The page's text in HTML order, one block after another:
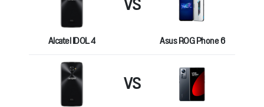
Alcatel IDOL 4 Asus ROG Phone 6
VS